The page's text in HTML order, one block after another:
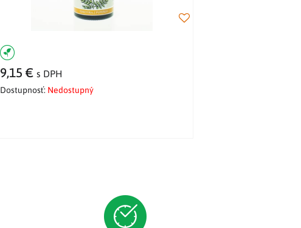
9,15 € s DPH
Dostupnosť: Nedostupný